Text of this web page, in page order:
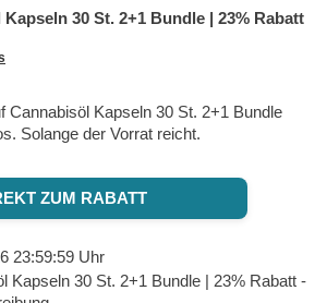
30 St. 2+1 Bundle | 23% Rabatt
Cannabisöl Kapseln 30 St. 2+1 Bundle
Solange der Vorrat reicht.
ZUM RABATT
23:59:59 Uhr
Kapseln 30 St. 2+1 Bundle | 23% Rabatt -